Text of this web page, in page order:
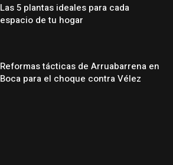
Las 5 plantas ideales para cada
espacio de tu hogar
Reformas tácticas de Arruabarrena en
Boca para el choque contra Vélez